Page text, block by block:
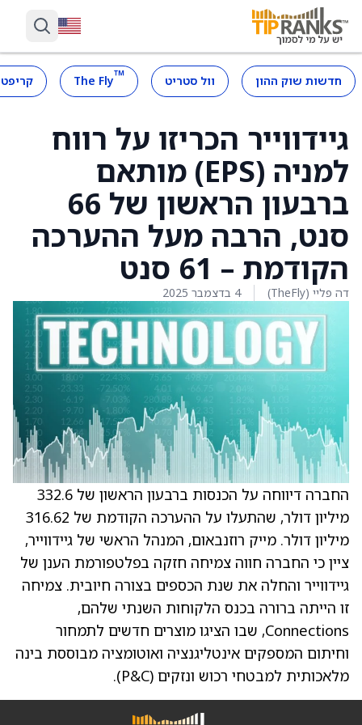
חדשות שוק ההון וול סטריט ™
The Fly
גיידווייר הכריזו על רווח
למניה (EPS) מותאם
ברבעון הראשון של 66
סנט, הרבה מעל ההערכה
הקודמת – 61 סנט
דה פליי (TheFly) 4 בדצמבר 2025
החברה דיווחה על הכנסות ברבעון הראשון של 332.6
מיליון דולר, שהתעלו על ההערכה הקודמת של 316.62
מיליון דולר. מייק רוזנבאום, המנהל הראשי של גיידווייר,
ציין כי החברה חווה צמיחה חזקה בפלטפורמת הענן של
גיידווייר והחלה את שנת הכספים בצורה חיובית. צמיחה
זו הייתה ברורה בכנס הלקוחות השנתי שלהם,
Connections, שבו הציגו מוצרים חדשים לתמחור
וחיתום המספקים אינטליגנציה ואוטומציה מבוססת בינה
מלאכותית למבטחי רכוש ונזקים (P&C).